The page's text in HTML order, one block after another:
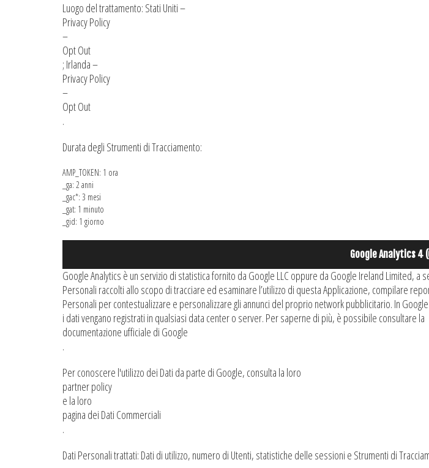
Luogo del trattamento: Stati Uniti –
Privacy Policy
–
Opt Out
; Irlanda –
Privacy Policy
–
Opt Out
.
Durata degli Strumenti di Tracciamento:
AMP_TOKEN: 1 ora
_ga: 2 anni
_gac*: 3 mesi
_gat: 1 minuto
_gid: 1 giorno
Google Analytics 4
Google Analytics è un servizio di statistica fornito da Google LLC oppure da Google Ireland Limited,
Personali raccolti allo scopo di tracciare ed esaminare l’utilizzo di questa Applicazione, compilare
Personali per contestualizzare e personalizzare gli annunci del proprio network pubblicitario. In
i dati vengano registrati in qualsiasi data center o server. Per saperne di più, è possibile consultare la
documentazione ufficiale di Google
.
Per conoscere l'utilizzo dei Dati da parte di Google, consulta la loro
partner policy
e la loro
pagina dei Dati Commerciali
.
Dati Personali trattati: Dati di utilizzo, numero di Utenti, statistiche delle sessioni e Strumenti di